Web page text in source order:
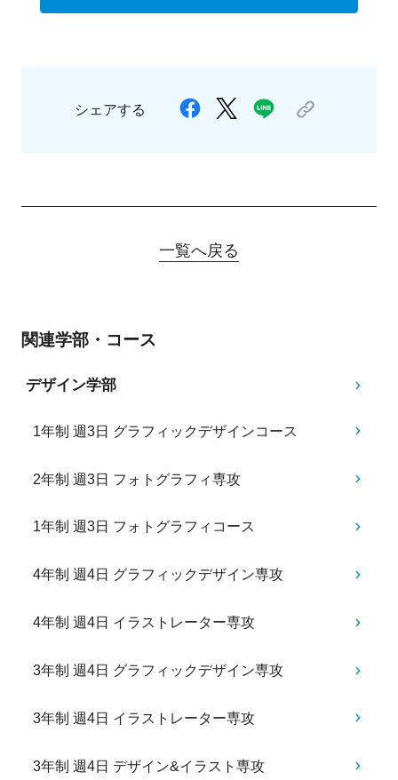
シェアする
一覧へ戻る
関連学部・コース
デザイン学部
1年制 週3日 グラフィックデザインコース
2年制 週3日 フォトグラフィ専攻
1年制 週3日 フォトグラフィコース
4年制 週4日 グラフィックデザイン専攻
4年制 週4日 イラストレーター専攻
3年制 週4日 グラフィックデザイン専攻
3年制 週4日 イラストレーター専攻
3年制 週4日 デザイン&イラスト専攻